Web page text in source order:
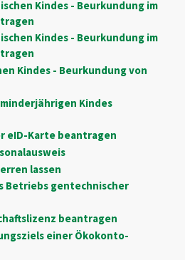
Kindes - Beurkundung im
Kindes - Beurkundung im
Kindes - Beurkundung von
Kindes
eID-Karte beantragen
lassen
Betriebs gentechnischer
beantragen
einer Ökokonto-